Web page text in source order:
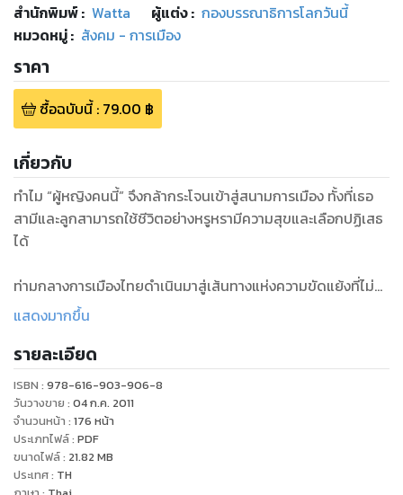
สำนักพิมพ์: Watta ผู้แต่ง : กองบรรณาธิการโลกวันนี้
หมวดหมู่: สังคม - การเมือง
ราคา
ซื้อฉบับนี้: 79.00 ฿
เกี่ยวกับ
ทำไม “ผู้หญิงคนนี้” จึงกล้ากระโจนเข้าสู่สนามการเมือง ทั้งที่เธอ
สามีและลูกสามารถใช้ชีวิตอย่างหรูหรามีความสุขและเลือกปฏิเสธ
ได้
ท่ามกลางการเมืองไทยดำเนินมาสู่เส้นทางแห่งความขัดแย้งที่ไม่มี
ทางออก ทุกอย่างจึงฝากไว้ที่ “ผลการเลือกตั้ง” และ
หลายมุมมอง หลายบทสนทนา หลายภาพส่วนตัว หลาย
ประสบการณ์ที่ปรากฏในหนังสือเล่มนี้ มีหลายเรื่องราวที่ไม่เคย
ปรากฏ ณ ที่ใดมาก่อน
“ปรากฏการณ์ยิ่งลักษณ์” ปรากฏการณ์ไม่ธรรมดา!
แสดงมากขึ้น
รายละเอียด
ISBN : 978-616-903-906-8
วันวางขาย : 04 ก.ค. 2011
จำนวนหน้า : 176 หน้า
ประเภทไฟล์: PDF
ขนาดไฟล์: 21.82 MB
ประเทศ: TH